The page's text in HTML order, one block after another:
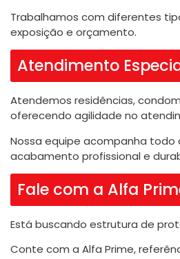
Trabalhamos com diferentes
exposição e orçamento.
Atendimento
Atendemos residências,
oferecendo agilidade no
Nossa equipe acompanha
acabamento profissional e
Fale com a Alfa
Está buscando estrutura de
Conte com a Alfa Prime,